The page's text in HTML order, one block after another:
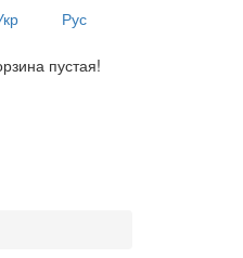
Рус
пустая!